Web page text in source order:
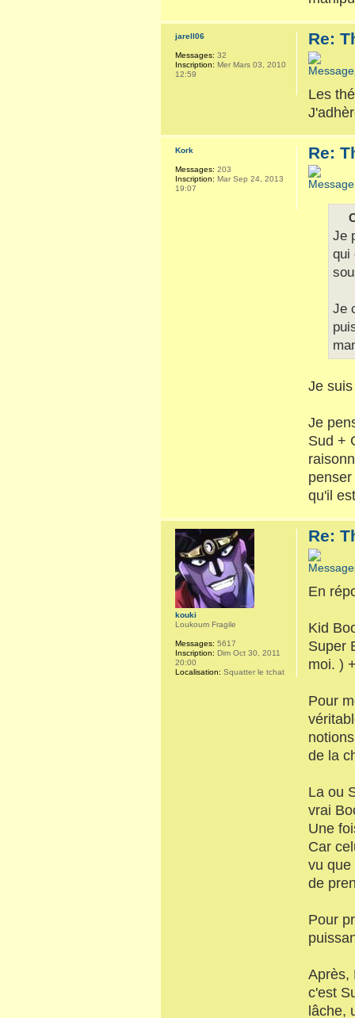
Re:
Les
jarell06
Messages: 32
Inscription: Mer Mars 03, 2010
12:59
Re:
Je
qui
Je
Je
Je
Sud +
qu'il
Kork
Messages: 203
Inscription: Mar Sep 24, 2013
19:07
Re:
En
Kid
Super
moi. )
Pour
de la
La ou
vrai
Une
Car
vu que
de
Pour
Après,
c'est
lâche,
kouki
Loukoum Fragile
Messages: 5617
Inscription: Dim Oct 30, 2011
20:00
Localisation: Squatter le tchat